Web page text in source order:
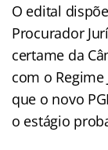
O edital
Procurador
certame da
com o
que o novo
o estágio